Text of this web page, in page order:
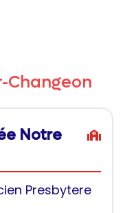
Changeon
Notre
Presbytere